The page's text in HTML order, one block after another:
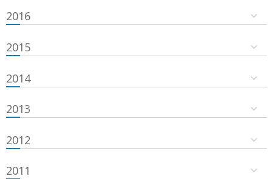
2016
2015
2014
2013
2012
2011